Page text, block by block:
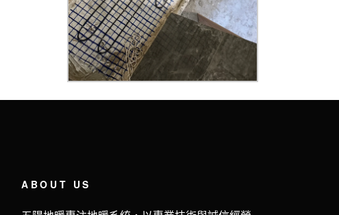
ABOUT US